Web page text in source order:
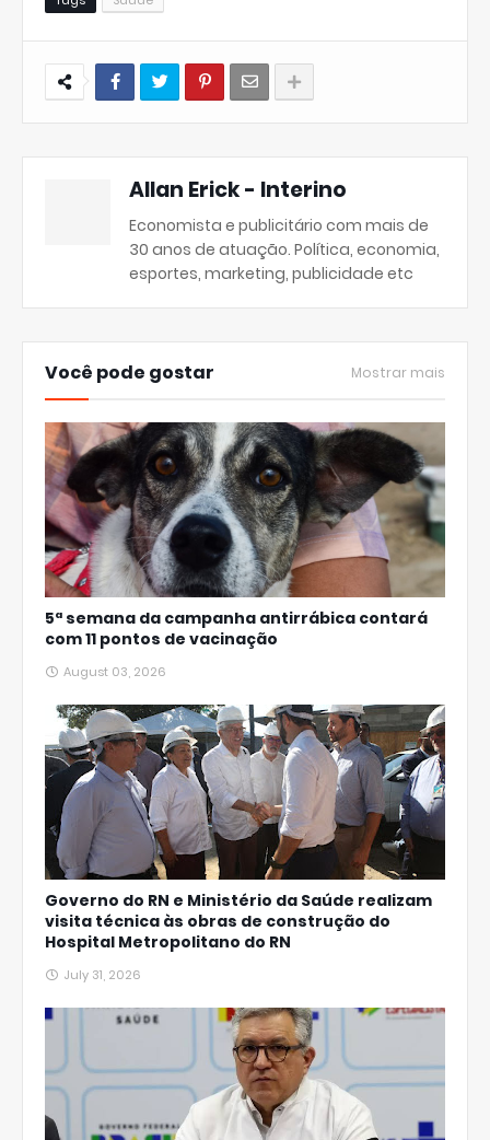
Allan Erick - Interino
Economista e publicitário com mais de
30 anos de atuação. Política, economia,
esportes, marketing, publicidade etc
Você pode gostar Mostrar mais
5ª semana da campanha antirrábica contará
com 11 pontos de vacinação
August 03, 2026
Governo do RN e Ministério da Saúde realizam
visita técnica às obras de construção do
Hospital Metropolitano do RN
July 31, 2026